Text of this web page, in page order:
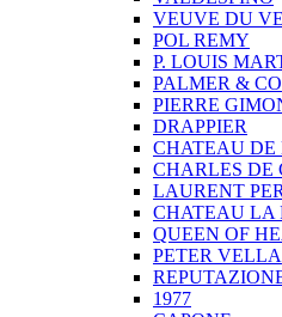
VEUVE DU
POL REMY
P. LOUIS
PALMER & CO
PIERRE
DRAPPIER
CHATEAU
CHARLES DE
LAURENT
CHATEAU LA
QUEEN OF
PETER VELLA
1977